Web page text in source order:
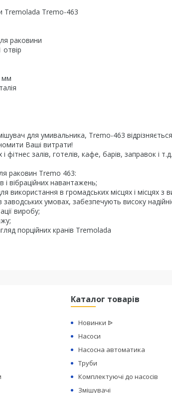
Tremolada Tremo-463
раковини
мм
для умивальника, Tremo-463
Ваші витрати!
фітнес залів, готелів, кафе, барів, заправок
раковин Tremo 463:
і вібраційних навантажень;
використання в громадських місцях і місцях з
умовах, забезпечують високу
виробу;
порційних кранів Tremolada
Каталог товарів
Новинки ᐉ
Насоси
Насосна автоматика
Труби
Комплектуючі до насосів
Змішувачі